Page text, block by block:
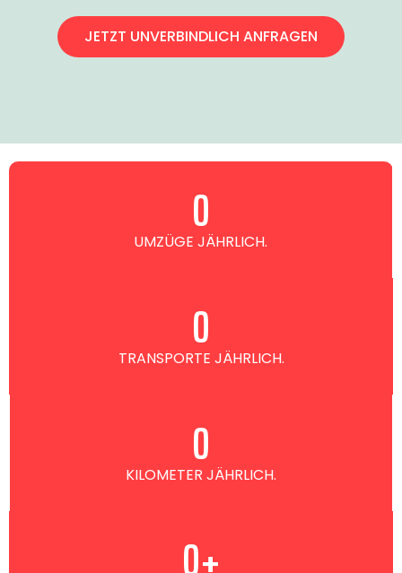
JETZT UNVERBINDLICH ANFRAGEN
UMZÜGE JÄHRLICH.
0
TRANSPORTE JÄHRLICH.
0
KILOMETER JÄHRLICH.
0